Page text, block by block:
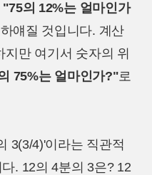
"75의 12%는 얼마인가
얘질 것입니다. 계산
만 여기서 숫자의 위
75%는 얼마인가?"로
3(3/4)'이라는 직관적
. 12의 4분의 3은? 12